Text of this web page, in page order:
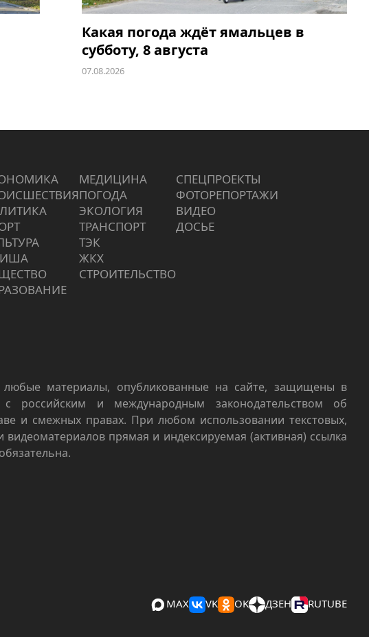
Какая погода ждёт ямальцев в
субботу, 8 августа
07.08.2026
МЕДИЦИНА
ПОГОДА
ЭКОЛОГИЯ
ТРАНСПОРТ
ТЭК
ЖКХ
СТРОИТЕЛЬСТВО
СПЕЦПРОЕКТЫ
ФОТОРЕПОРТАЖИ
ВИДЕО
ДОСЬЕ
материалы, опубликованные на сайте, защищены в
с российским и международным законодательством об
и смежных правах. При любом использовании текстовых,
видеоматериалов прямая и индексируемая (активная) ссылка
MAX VK OK ДЗЕН RUTUBE